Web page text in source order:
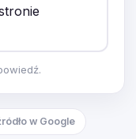
w Google